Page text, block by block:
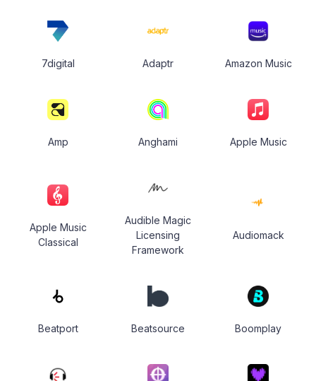
7digital Adaptr Amazon Music
Amp Anghami Apple Music
Apple Music
Classical
Audible Magic
Licensing
Framework
Audiomack
Beatport Beatsource Boomplay